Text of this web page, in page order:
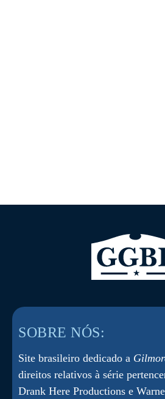
SOBRE NÓS:
Site brasileiro dedicado a
direitos relativos à série
Drank Here Productions e